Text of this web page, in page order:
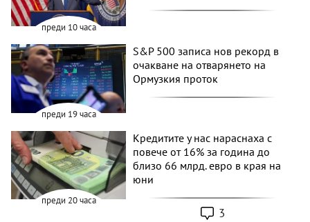
преди 10 часа
преди 19 часа
S&P 500 записа нов рекорд в
очакване на отварянето на
Ормузкия проток
преди 20 часа
Кредитите у нас нараснаха с
повече от 16% за година до
близо 66 млрд. евро в края на
юни
3